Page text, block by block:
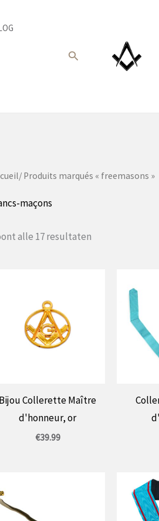
Recherche
/ Produits marqués « freemasons »
maçons
alle 17 resultaten
Collerette Maître
d'honneur, or
€39.99